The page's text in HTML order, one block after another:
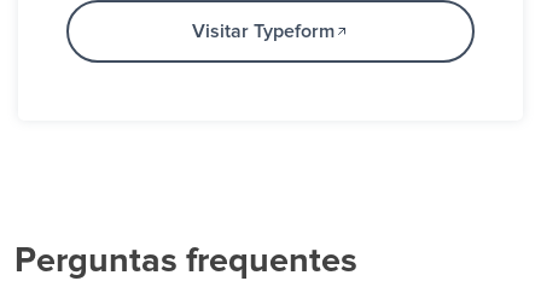
Visitar Typeform
Perguntas frequentes